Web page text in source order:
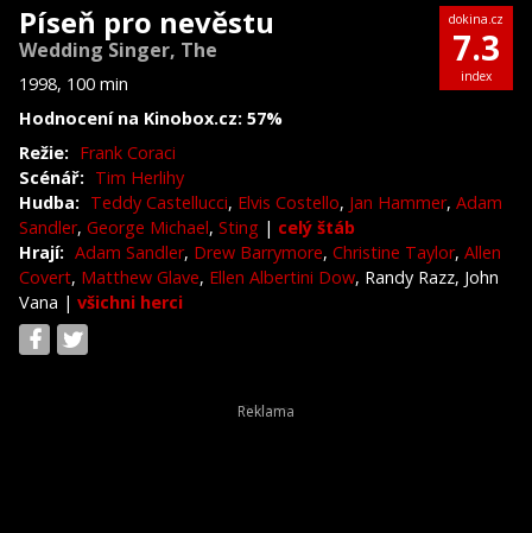
Píseň pro nevěstu
Wedding Singer, The
1998, 100 min
Hodnocení na Kinobox.cz: 57%
dokina.cz
7.3
index
Režie: Frank Coraci
Scénář: Tim Herlihy
Hudba: Teddy Castellucci, Elvis Costello, Jan Hammer, Adam
Sandler, George Michael, Sting | celý štáb
Hrají: Adam Sandler, Drew Barrymore, Christine Taylor, Allen
Covert, Matthew Glave, Ellen Albertini Dow, Randy Razz, John
Vana | všichni herci